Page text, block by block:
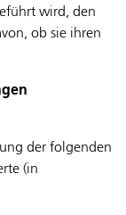
wird, den
ob sie ihren
der folgenden
(in